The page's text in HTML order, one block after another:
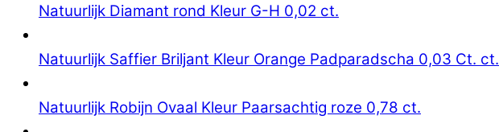
Natuurlijk Diamant rond Kleur G-H 0,02 ct.
Natuurlijk Saffier Briljant Kleur Orange Padparadscha 0,03 Ct. ct.
Natuurlijk Robijn Ovaal Kleur Paarsachtig roze 0,78 ct.